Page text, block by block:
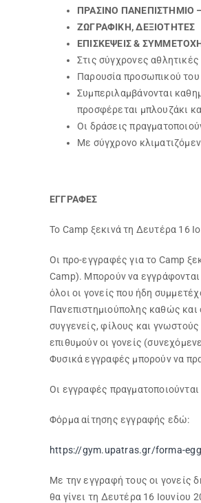
ΠΡΑΣΙΝΟ ΠΑΝΕΠΙΣΤΗΜΙΟ
ΖΩΓΡΑΦΙΚΗ, ΔΕΞΙΟΤΗΤΕΣ
ΕΠΙΣΚΕΨΕΙΣ &
Στις σύγχρονες
Παρουσία προσωπικού
Συμπεριλαμβάνονται
προσφέρεται μπλουζάκι
Οι δράσεις
Με σύγχρονο
ΕΓΓΡΑΦΕΣ
Το Camp ξεκινά τη Δευτέρα 16
Οι προ-εγγραφές για το Camp
Camp). Μπορούν να
όλοι οι γονείς που ήδη
Πανεπιστημιούπολης καθώς και
συγγενείς, φίλους και
επιθυμούν οι γονείς
Φυσικά εγγραφές μπορούν να
Οι εγγραφές
Φόρμα αίτησης εγγραφής εδώ:
https://gym.upatras.gr/forma-
Με την εγγραφή τους οι γονείς
θα γίνει τη Δευτέρα 16 Ιουνίου